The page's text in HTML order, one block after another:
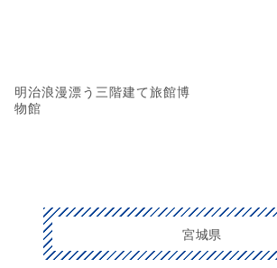
明治浪漫漂う三階建て旅館博
物館
宮城県